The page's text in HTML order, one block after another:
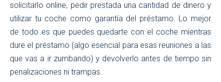
solicitarlo online, pedir prestada una cantidad de dinero y
utilizar tu coche como garantía del préstamo. Lo mejor
de todo es que puedes quedarte con el coche mientras
dure el préstamo (algo esencial para esas reuniones a las
que vas a ir zumbando) y devolverlo antes de tiempo sin
penalizaciones ni trampas.